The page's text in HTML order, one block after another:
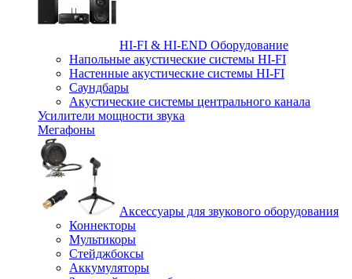
HI-FI & HI-END Оборудование
Напольные акустические системы HI-FI
Настенные акустические системы HI-FI
Саундбары
Акустические системы центрального канала
Усилители мощности звука
Мегафоны
Аксессуары для звукового оборудования
Коннекторы
Мультикоры
Стейджбоксы
Аккумуляторы